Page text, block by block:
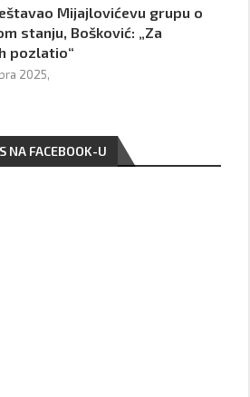
Mijajlovićevu grupu o
stanju, Bošković: „Za
pozlatio“
2025,
NA FACEBOOK-U